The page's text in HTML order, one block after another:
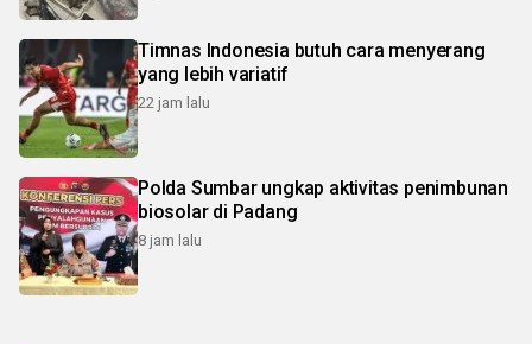
Timnas Indonesia butuh cara menyerang
yang lebih variatif
22 jam lalu
Polda Sumbar ungkap aktivitas penimbunan
biosolar di Padang
8 jam lalu